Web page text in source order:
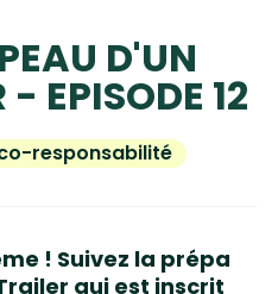
D'UN
- EPISODE 12
responsabilité
! Suivez la prépa
qui est inscrit